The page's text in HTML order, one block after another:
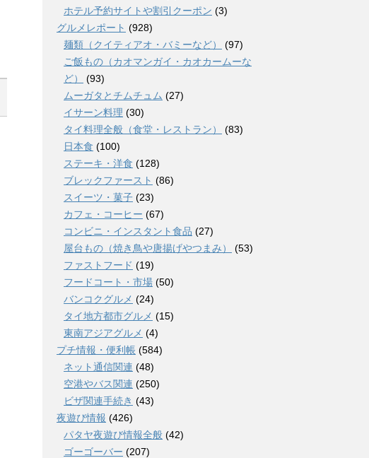
ホテル予約サイトや割引クーポン (3)
グルメレポート (928)
麺類（クイティアオ・バミーなど）
(97)
ご飯もの（カオマンガイ・カオカームーな
ど）
(93)
ムーガタとチムチュム (27)
イサーン料理 (30)
タイ料理全般（食堂・レストラン）
(83)
日本食 (100)
ステーキ・洋食 (128)
ブレックファースト (86)
スイーツ・菓子 (23)
カフェ・コーヒー (67)
コンビニ・インスタント食品 (27)
屋台もの（焼き鳥や唐揚げやつまみ）
(53)
ファストフード (19)
フードコート・市場 (50)
バンコクグルメ (24)
タイ地方都市グルメ (15)
東南アジアグルメ (4)
プチ情報・便利帳 (584)
ネット通信関連 (48)
空港やバス関連 (250)
ビザ関連手続き (43)
夜遊び情報 (426)
パタヤ夜遊び情報全般 (42)
ゴーゴーバー (207)